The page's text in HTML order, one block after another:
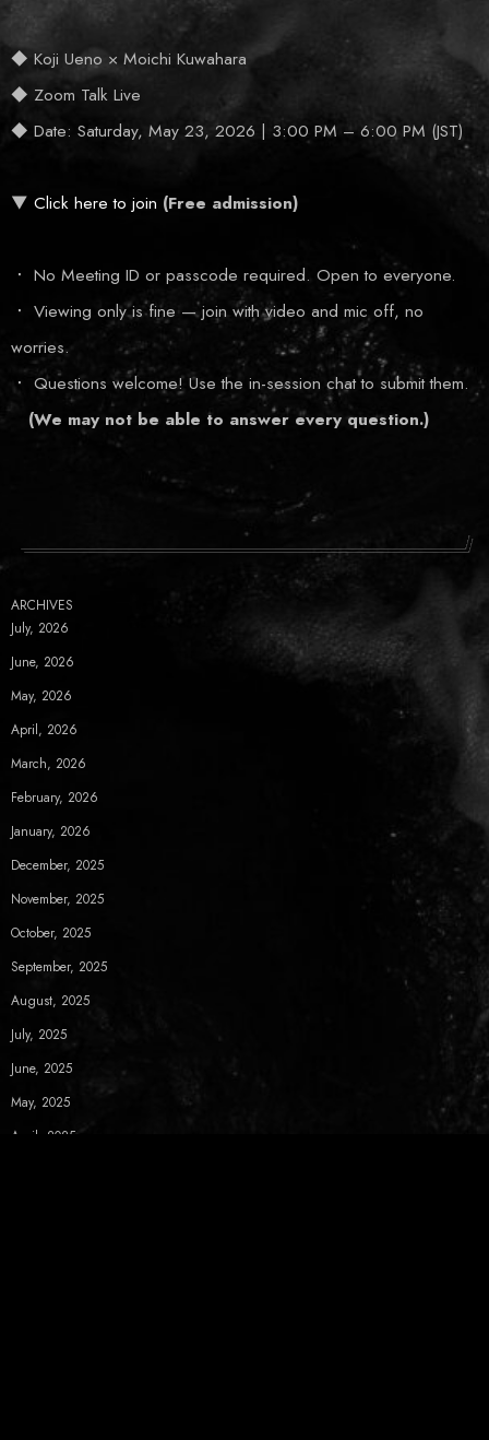
◆ Koji Ueno × Moichi Kuwahara
◆ Zoom Talk Live
◆ Date: Saturday, May 23, 2026 | 3:00 PM – 6:00 PM (JST)
▼ Click here to join (Free admission)
・ No Meeting ID or passcode required. Open to everyone.
・ Viewing only is fine — join with video and mic off, no
worries.
・ Questions welcome! Use the in-session chat to submit them.
(We may not be able to answer every question.)
ARCHIVES
July, 2026
June, 2026
May, 2026
April, 2026
March, 2026
February, 2026
January, 2026
December, 2025
November, 2025
October, 2025
September, 2025
August, 2025
July, 2025
June, 2025
May, 2025
April, 2025